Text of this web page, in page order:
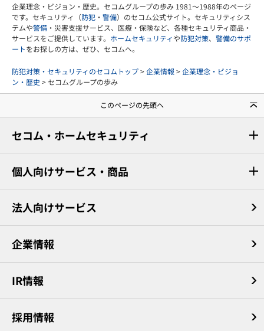
企業理念・ビジョン・歴史。セコムグループの歩み 1981～1988年のページ
です。セキュリティ（防犯 ・ 警備）のセコム公式サイト。セキュリティシス
テムや警備 ・災害支援サービス、医療・保険など、各種セキュリティ商品・
サービスをご提供しています。 ホームセキュリティや防犯対策、 警備のサポ
ートをお探しの方は、ぜひ、セコムへ。
防犯対策・セキュリティのセコムトップ>企業情報 >企業理念・ビジョ
ン・歴史 > セコムグループの歩み
このページの先頭へ
セコム・ホームセキュリティ
個人向けサービス・商品
法人向けサービス
企業情報
IR情報
採用情報